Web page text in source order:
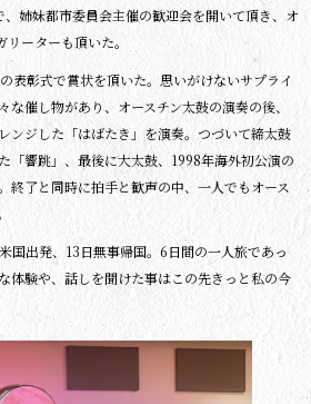
姉妹都市委員会主催の歓迎会を開いて頂き、オ
ーターも頂いた。
表彰式で賞状を頂いた。思いがけないサプライ
な催し物があり、オースチン太鼓の演奏の後、
ンジした「はばたき」を演奏。つづいて締太鼓
「響跳」、最後に大太鼓、1998年海外初公演の
終了と同時に拍手と歓声の中、一人でもオース
国出発、13日無事帰国。6日間の一人旅であっ
体験や、話しを聞けた事はこの先きっと私の今